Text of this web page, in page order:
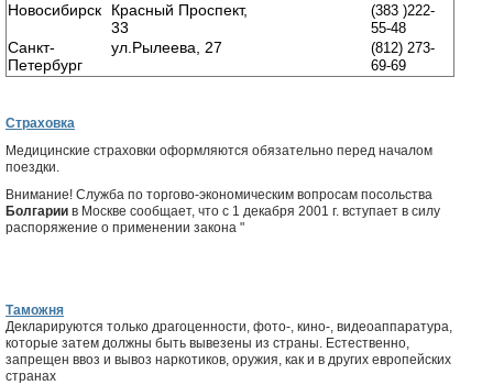
Новосибирск
Красный Проспект,
33
(383 )222-
55-48
Санкт-
Петербург
ул.Рылеева, 27
(812) 273-
69-69
Страховка
Медицинские страховки оформляются обязательно перед началом
поездки.
Внимание! Служба по торгово-экономическим вопросам посольства
Болгарии в Москве сообщает, что с 1 декабря 2001 г. вступает в силу
распоряжение о применении закона "
Таможня
Декларируются только драгоценности, фото-, кино-, видеоаппаратура,
которые затем должны быть вывезены из страны. Естественно,
запрещен ввоз и вывоз наркотиков, оружия, как и в других европейских
странах